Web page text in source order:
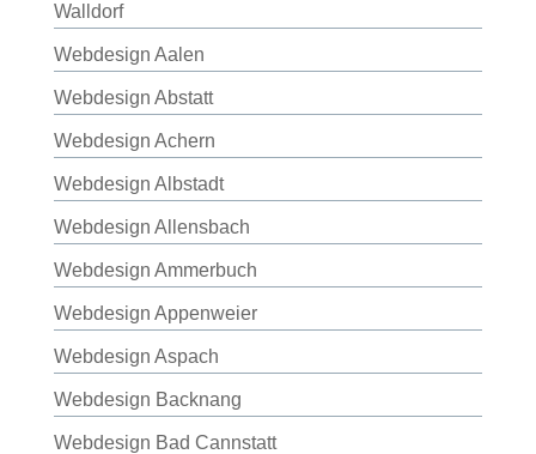
Walldorf
Webdesign Aalen
Webdesign Abstatt
Webdesign Achern
Webdesign Albstadt
Webdesign Allensbach
Webdesign Ammerbuch
Webdesign Appenweier
Webdesign Aspach
Webdesign Backnang
Webdesign Bad Cannstatt